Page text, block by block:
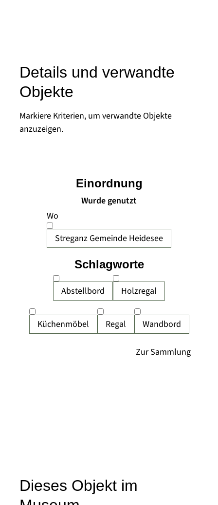
Details und verwandte
Objekte
Markiere Kriterien, um verwandte Objekte
anzuzeigen.
Wurde genutzt
Wo
Streganz Gemeinde Heidesee
Abstellbord Holzregal
Küchenmöbel Regal Wandbord
Einordnung
Schlagworte
Dieses Objekt im